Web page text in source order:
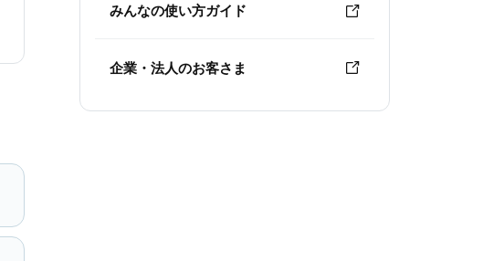
みんなの使い方ガイド
企業・法人のお客さま